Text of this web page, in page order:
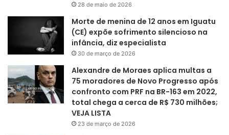
28 de maio de 2026
Morte de menina de 12 anos em Iguatu
(CE) expõe sofrimento silencioso na
infância, diz especialista
30 de março de 2026
Alexandre de Moraes aplica multas a
75 moradores de Novo Progresso após
confronto com PRF na BR-163 em 2022,
total chega a cerca de R$ 730 milhões;
VEJA LISTA
23 de março de 2026